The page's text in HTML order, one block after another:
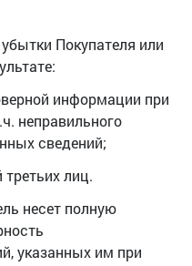
Покупателя или
информации при
неправильного
сведений;
лиц.
несет полную
указанных им при